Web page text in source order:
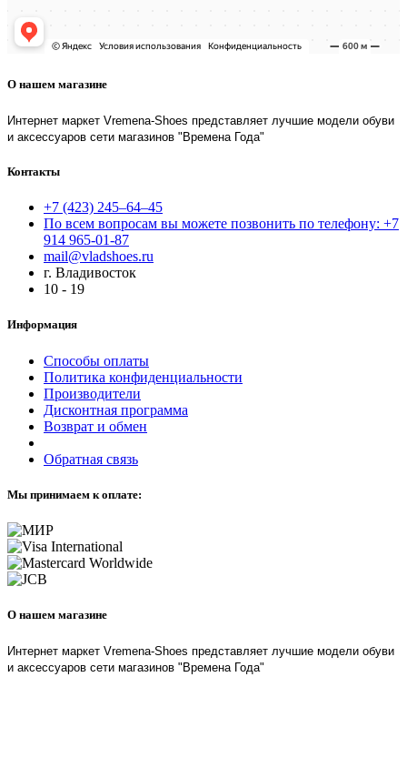
О нашем магазине
Интернет маркет Vremena-Shoes представляет лучшие модели обуви
и аксессуаров сети магазинов "Времена Года"
Контакты
+7 (423) 245–64–45
По всем вопросам вы можете позвонить по телефону: +7
914 965-01-87
mail@vladshoes.ru
г. Владивосток
10 - 19
Информация
Способы оплаты
Политика конфиденциальности
Производители
Дисконтная программа
Возврат и обмен
Обратная связь
Мы принимаем к оплате:
О нашем магазине
Интернет маркет Vremena-Shoes представляет лучшие модели обуви
и аксессуаров сети магазинов "Времена Года"